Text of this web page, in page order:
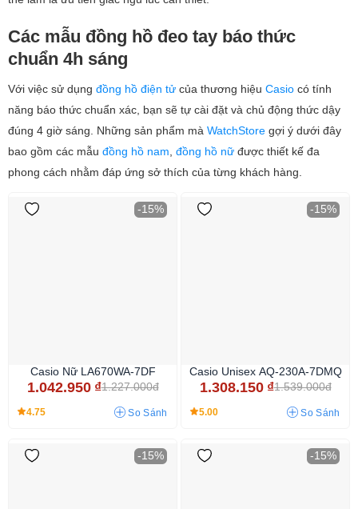
Các mẫu đồng hồ đeo tay báo thức
chuẩn 4h sáng
Với việc sử dụng đồng hồ điện tử của thương hiệu Casio có tính
năng báo thức chuẩn xác, bạn sẽ tự cài đặt và chủ động thức dậy
đúng 4 giờ sáng. Những sản phẩm mà WatchStore gợi ý dưới đây
bao gồm các mẫu đồng hồ nam đồng hồ nữ được thiết kế đa
phong cách nhằm đáp ứng sở thích của từng khách hàng.
-15%
Casio Nữ LA670WA-7DF
1.042.950 ₫1.227.000đ
4.75 So Sánh
-15%
Casio Unisex AQ-230A-7DMQ
1.308.150 ₫1.539.000đ
5.00 So Sánh
-15% -15%